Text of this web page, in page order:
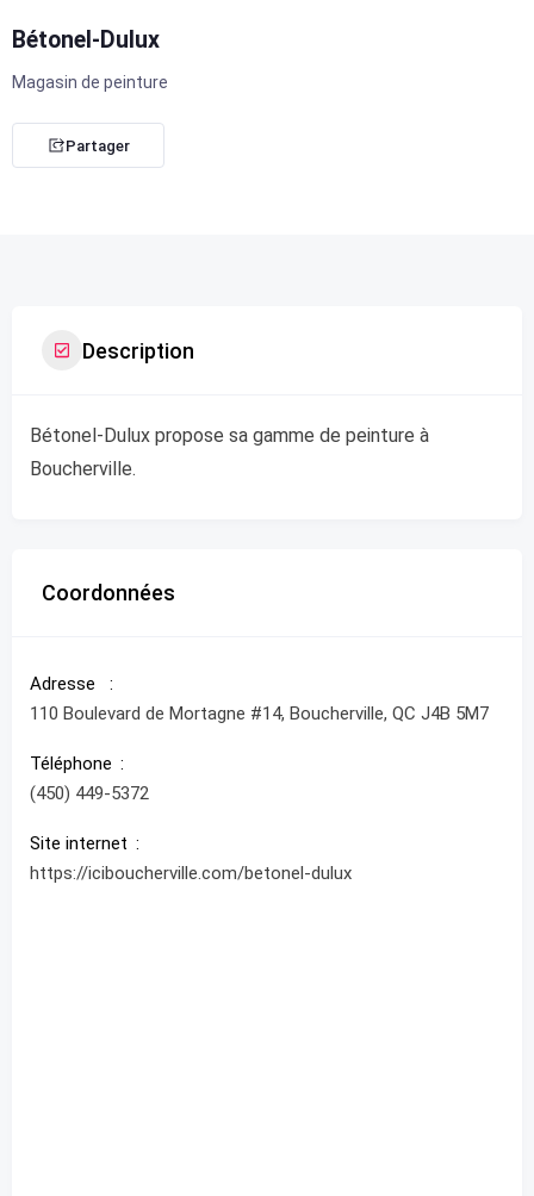
Bétonel-Dulux
Magasin de peinture
Partager
Description
Bétonel-Dulux propose sa gamme de peinture à
Boucherville.
Coordonnées
Adresse
110 Boulevard de Mortagne #14, Boucherville, QC J4B 5M7
Téléphone
(450) 449-5372
Site internet
https://iciboucherville.com/betonel-dulux